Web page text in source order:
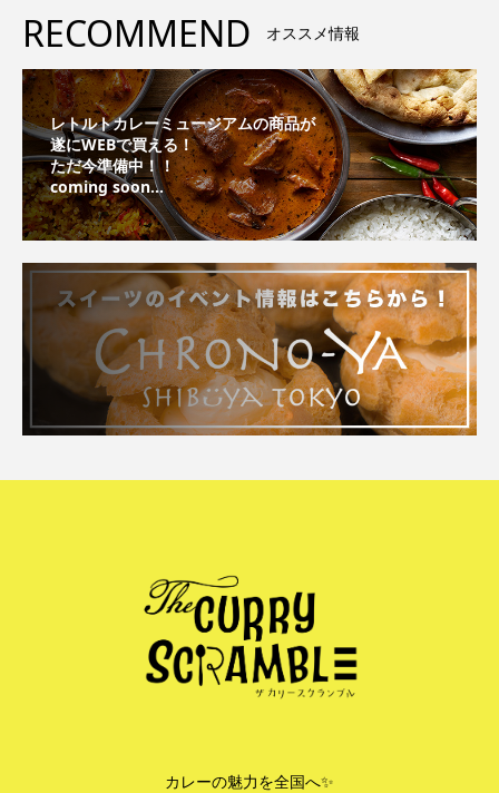
RECOMMEND オススメ情報
レトルトカレーミュージアムの商品が
遂にWEBで買える！
ただ今準備中！！
coming soon...
カレーの魅力を全国へ✨